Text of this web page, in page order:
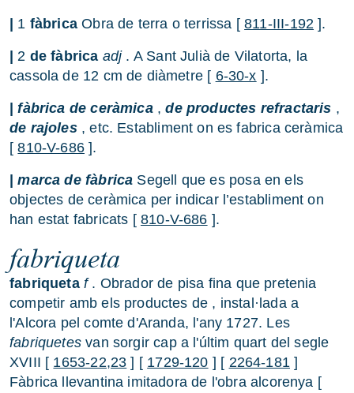
1 fàbricaObra de terra o terrissa [811-III-192 ].
|2 de fàbrica adj. A Sant Julià de Vilatorta, la
cassola de 12 cm de diàmetre [ 6-30-x ].
|fàbrica de ceràmica,de productes refractaris ,
de rajoles, etc. Establiment on es fabrica ceràmica
[810-V-686 ].
|marca de fàbrica Segell que es posa en els
objectes de ceràmica per indicar l’establiment on
han estat fabricats [ 810-V-686 ].
fabriqueta
fabriqueta f. Obrador de pisa fina que pretenia
competir amb els productes de , instal·lada a
l'Alcora pel comte d'Aranda, l'any 1727. Les
fabriquetesvan sorgir cap a l'últim quart del segle
XVIII [ 1653-22,23 ] [ 1729-120 ] [ 2264-181]
Fàbrica llevantina imitadora de l'obra alcorenya [